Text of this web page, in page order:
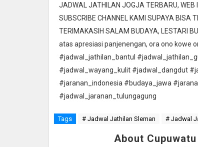
JADWAL JATHILAN JOGJA TERBARU, WEB
SUBSCRIBE CHANNEL KAMI SUPAYA BISA
TERIMAKASIH SALAM BUDAYA, LESTARI
atas apresiasi panjenengan, ora ono
#jadwal_jathilan_bantul
#jadwal_wayang_kulit #jadwal_dangdut
#jaranan_indonesia #budaya_jawa
#jadwal_jaranan_tulungagung
Tags # Jadwal Jathilan Sleman # Jadwal
About